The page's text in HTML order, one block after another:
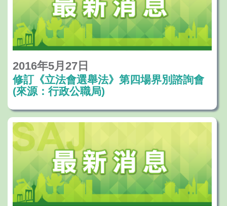
2016年5月27日
修訂《立法會選舉法》第四場界別諮詢會
(來源：行政公職局)